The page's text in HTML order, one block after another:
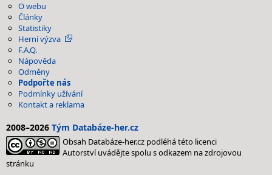
O webu
Články
Statistiky
Herní výzva
F.A.Q.
Nápověda
Odměny
Podpořte nás
Podmínky užívání
Kontakt a reklama
2008–2026 Tým Databáze-her.cz
Obsah Databáze-her.cz podléhá této licenci
Autorství uvádějte spolu s odkazem na zdrojovou
stránku